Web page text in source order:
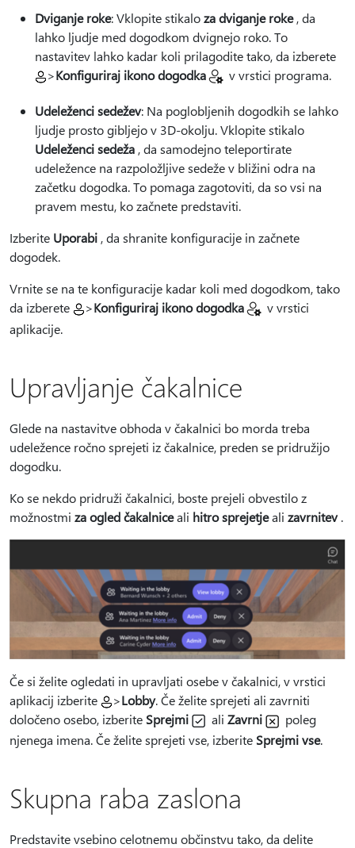
Dviganje roke: Vklopite stikaloza dviganje roke, da
lahko ljudje med dogodkom dvignejo roko. To
nastavitev lahko kadar koli prilagodite tako, da izberete
>Konfiguriraj ikono dogodka v vrstici programa.
Udeleženci sedežev: Na poglobljenih dogodkih se lahko
ljudje prosto gibljejo v 3D-okolju. Vklopite stikalo
Udeleženci sedeža , da samodejno teleportirate
udeležence na razpoložljive sedeže v bližini odra na
začetku dogodka. To pomaga zagotoviti, da so vsi na
pravem mestu, ko začnete predstaviti.
Izberite Uporabi , da shranite konfiguracije in začnete
dogodek.
Vrnite se na te konfiguracije kadar koli med dogodkom,tako
da izberete
>Konfiguriraj ikono dogodka
v vrstici
aplikacije.
Upravljanje čakalnice
Glede na nastavitve obhoda v čakalnici bo morda treba
udeležence ročno sprejeti iz čakalnice, preden se pridružijo
dogodku.
Ko se nekdo pridruži čakalnici, boste prejeli obvestilo z
možnostmi za ogled čakalniceali hitro sprejetjeali zavrnitev.
Če si želite ogledati in upravljati osebe v čakalnici, v vrstici
aplikacij izberite
>Lobby.Če želite sprejeti ali zavrniti
določeno osebo, izberite Sprejmi ali Zavrni
poleg
njenega imena. Če želite sprejeti vse, izberite Sprejmi vse.
Skupna raba zaslona
Predstavite vsebino celotnemu občinstvu tako, da delite